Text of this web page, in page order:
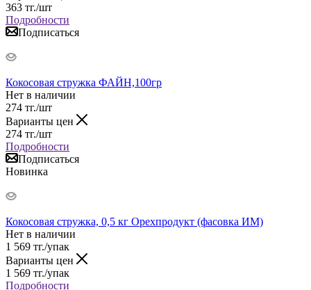
363 тг./шт
Подробности
Подписаться
Кокосовая стружка ФАЙН,100гр
Нет в наличии
274 тг./шт
Варианты цен
274 тг./шт
Подробности
Подписаться
Новинка
Кокосовая стружка, 0,5 кг Орехпродукт (фасовка ИМ)
Нет в наличии
1 569 тг./упак
Варианты цен
1 569 тг./упак
Подробности